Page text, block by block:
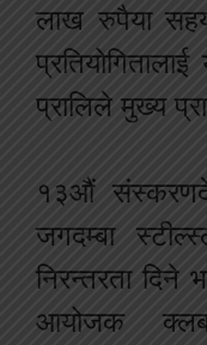
लाख रुपैया
प्रालिले मुख्य
१३औं
जगदम्बा
निरन्तरता दिने
आयोजक